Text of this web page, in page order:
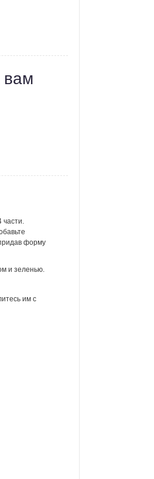
вам
форму
и зеленью.
им с